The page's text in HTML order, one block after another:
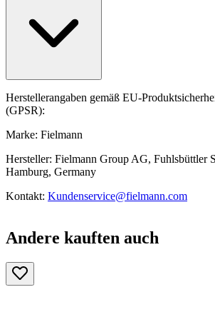
Herstellerangaben gemäß EU-
(GPSR):
Marke: Fielmann
Hersteller: Fielmann Group AG, Fuhlsbüttler
Hamburg, Germany
Kontakt: Kundenservice@fielmann.com
Andere kauften auch